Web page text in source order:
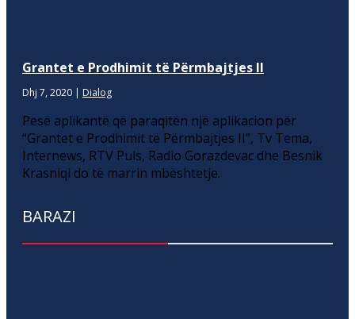
Grantet e Prodhimit të Përmbajtjes II
Dhj 7, 2020 | Dialog
Pesë aplikantë që paraqitën një aplikacion për
“Grantet e Prodhimit të Përmbajtjes II”, Tv Tema,
Internews, RTV Puls, Radio Gorazdevac dhe Besnik
Krasniqi do të marrin mbështetje.
BARAZI